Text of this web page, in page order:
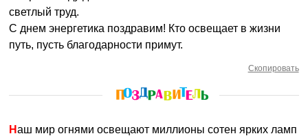
светлый труд.
С днем энергетика поздравим! Кто освещает в жизни
путь, пусть благодарности примут.
Скопировать
Наш мир огнями освещают миллионы сотен ярких ламп